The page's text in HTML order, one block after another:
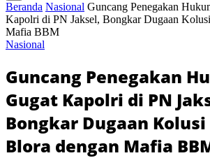
Beranda Nasional Guncang Penegakan
Kapolri di PN Jaksel, Bongkar Dugaan
Mafia BBM
Nasional
Guncang Penegakan
Gugat Kapolri di PN
Bongkar Dugaan Kolusi
Blora dengan Mafia